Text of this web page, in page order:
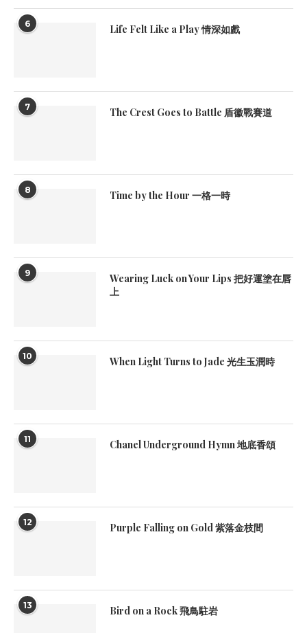
6 Life Felt Like a Play 情深如戲
7 The Crest Goes to Battle 盾徽戰賽道
8 Time by the Hour 一格一時
9
Wearing Luck on Your Lips 把好運塗在唇
上
10 When Light Turns to Jade 光生玉潤時
11 Chanel Underground Hymn 地底香頌
12 Purple Falling on Gold 紫落金枝間
13 Bird on a Rock 飛鳥駐岩